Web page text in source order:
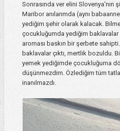
Sonrasında ver elini Slovenya'nın
Maribor anılarımda (aynı
yediğim şehir olarak kalacak.
çocukluğumda yediğim
aroması baskın bir şerbete
baklavalar çıktı, mertlik bozuldu.
yemek yediğimde çocukluğuma
düşünmezdim. Özlediğim tüm
inanılmazdı.